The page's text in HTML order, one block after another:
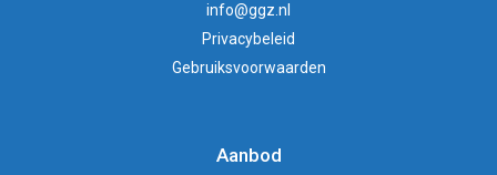
info@ggz.nl
Privacybeleid
Gebruiksvoorwaarden
Aanbod